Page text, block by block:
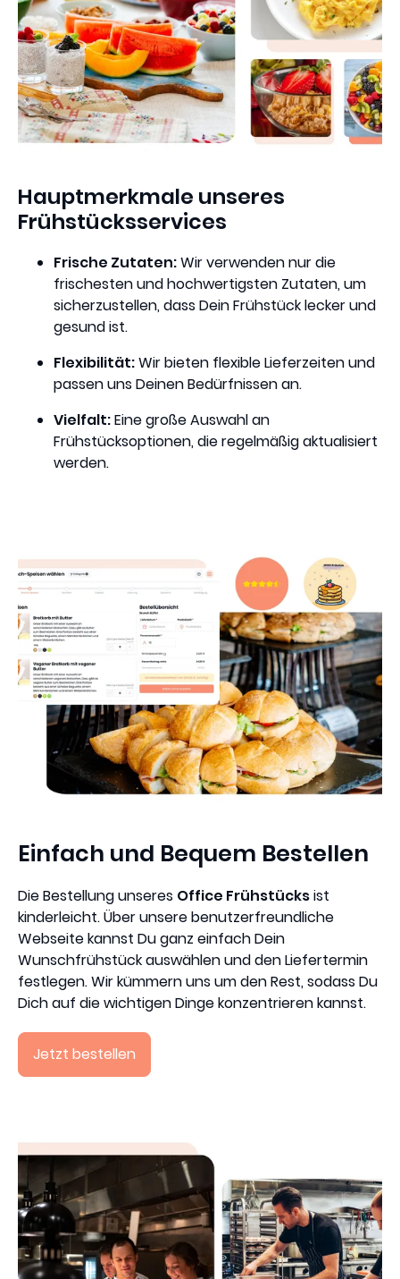
Hauptmerkmale unseres
Frühstücksservices
Frische Zutaten:Wir verwenden nur die
frischesten und hochwertigsten Zutaten, um
sicherzustellen, dass Dein Frühstück lecker und
gesund ist.
Flexibilität:Wir bieten flexible Lieferzeiten und
passen uns Deinen Bedürfnissen an.
Vielfalt:Eine große Auswahl an
Frühstücksoptionen, die regelmäßig aktualisiert
werden.
Einfach und Bequem Bestellen
Die Bestellung unseres Office Frühstücksist
kinderleicht. Über unsere benutzerfreundliche
Webseite kannst Du ganz einfach Dein
Wunschfrühstück auswählen und den Liefertermin
festlegen. Wir kümmern uns um den Rest, sodass Du
Dich auf die wichtigen Dinge konzentrieren kannst.
Jetzt bestellen